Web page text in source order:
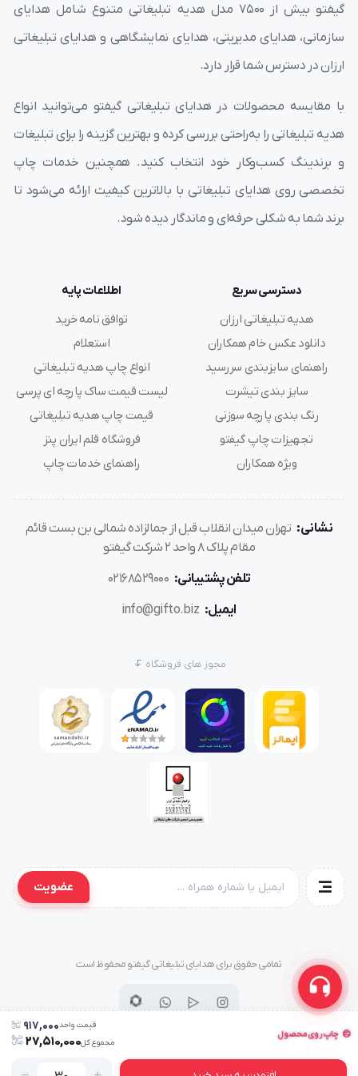
کریستالی را به جهت سرعت در آماده سازی و کم شدن هزینه
مارکینگ با استفاده از لیزر لوگو را بر روی آن درج می کنیم.
گارانتی فلش مموری تبلیغاتی
فلش مموری های عرضه شده توسط مجموعه ما تهیه شده از
فلش تبلیغاتی
چاپ روی محصول
قیمت واحد917,000
مجموع کل27,510,000
گیفتو بیش از ۷۵۰۰ مدل هدیه تبلیغاتی متنوع شامل هدایای
سازمانی، هدایای مدیریتی، هدایای نمایشگاهی و هدایای تبلیغاتی
ارزان در دسترس شما قرار دارد.
با مقایسه محصولات در هدایای تبلیغاتی گیفتو می‌توانید انواع
هدیه تبلیغاتی را به‌راحتی بررسی کرده و بهترین گزینه را برای تبلیغات
و برندینگ کسب‌وکار خود انتخاب کنید. همچنین خدمات چاپ
تخصصی روی هدایای تبلیغاتی با بالاترین کیفیت ارائه می‌شود تا
برند شما به شکلی حرفه‌ای و ماندگار دیده شود.
دسترسی سریع
هدیه تبلیغاتی ارزان
دانلود عکس خام همکاران
راهنمای سایزبندی سررسید
سایز بندی تیشرت
رنگ بندی پارچه سوزنی
تجهیزات چاپ گیفتو
ویژه همکاران
اطلاعات پایه
توافق نامه خرید
استعلام
انواع چاپ هدیه تبلیغاتی
لیست قیمت ساک پارچه ای پرسی
قیمت چاپ هدیه تبلیغاتی
فروشگاه قلم ایران پنز
راهنمای خدمات چاپ
نشانی: تهران میدان انقلاب قبل از جمالزاده شمالی بن بست قائم
مقام پلاک 8 واحد 2 شرکت گیفتو
تلفن پشتیبانی: 02168529000
ایمیل: info@gifto.biz
مجوز های فروشگاه
عضویت
تمامی حقوق برای هدایای تبلیغاتی گیفتو محفوظ است